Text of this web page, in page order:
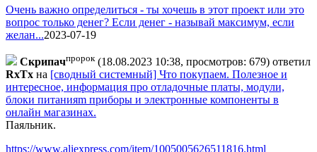
Очень важно определиться - ты хочешь в этот проект или это
вопрос только денег? Если денег - называй максимум, если
желан...2023-07-19
Cкpипaчпророк (18.08.2023 10:38, просмотров: 679) ответил
RxTx на [сводный системный] Что покупаем. Полезное и
интересное, информация про отладочные платы, модули,
блоки питанияm приборы и электронные компоненты в
онлайн магазинах.
Паяльник.
https://www.aliexpress.com/item/1005005626511816.html